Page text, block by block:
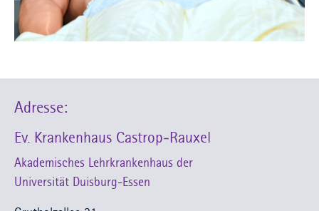
Adresse:
Ev. Krankenhaus Castrop-Rauxel
Akademisches Lehrkrankenhaus der
Universität Duisburg-Essen